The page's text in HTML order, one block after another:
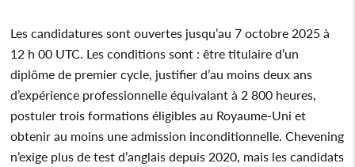
Les candidatures sont ouvertes jusqu’au 7 octobre 2025 à
12 h 00 UTC. Les conditions sont : être titulaire d’un
diplôme de premier cycle, justifier d’au moins deux ans
d’expérience professionnelle équivalant à 2 800 heures,
postuler trois formations éligibles au Royaume-Uni et
obtenir au moins une admission inconditionnelle. Chevening
n’exige plus de test d’anglais depuis 2020, mais les candidats